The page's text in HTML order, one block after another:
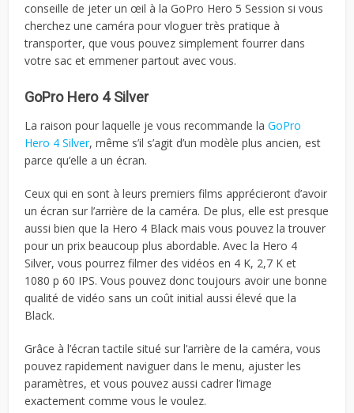
conseille de jeter un œil à la GoPro Hero 5 Session si vous
cherchez une caméra pour vloguer très pratique à
transporter, que vous pouvez simplement fourrer dans
votre sac et emmener partout avec vous.
GoPro Hero 4 Silver
La raison pour laquelle je vous recommande laGoPro
Hero 4 Silver, même s’il s’agit d’un modèle plus ancien, est
parce qu’elle a un écran.
Ceux qui en sont à leurs premiers films apprécieront d’avoir
un écran sur l’arrière de la caméra. De plus, elle est presque
aussi bien que la Hero 4 Black mais vous pouvez la trouver
pour un prix beaucoup plus abordable. Avec la Hero 4
Silver, vous pourrez filmer des vidéos en 4 K, 2,7 K et
1080 p 60 IPS. Vous pouvez donc toujours avoir une bonne
qualité de vidéo sans un coût initial aussi élevé que la
Black.
Grâce à l’écran tactile situé sur l’arrière de la caméra, vous
pouvez rapidement naviguer dans le menu, ajuster les
paramètres, et vous pouvez aussi cadrer l’image
exactement comme vous le voulez.